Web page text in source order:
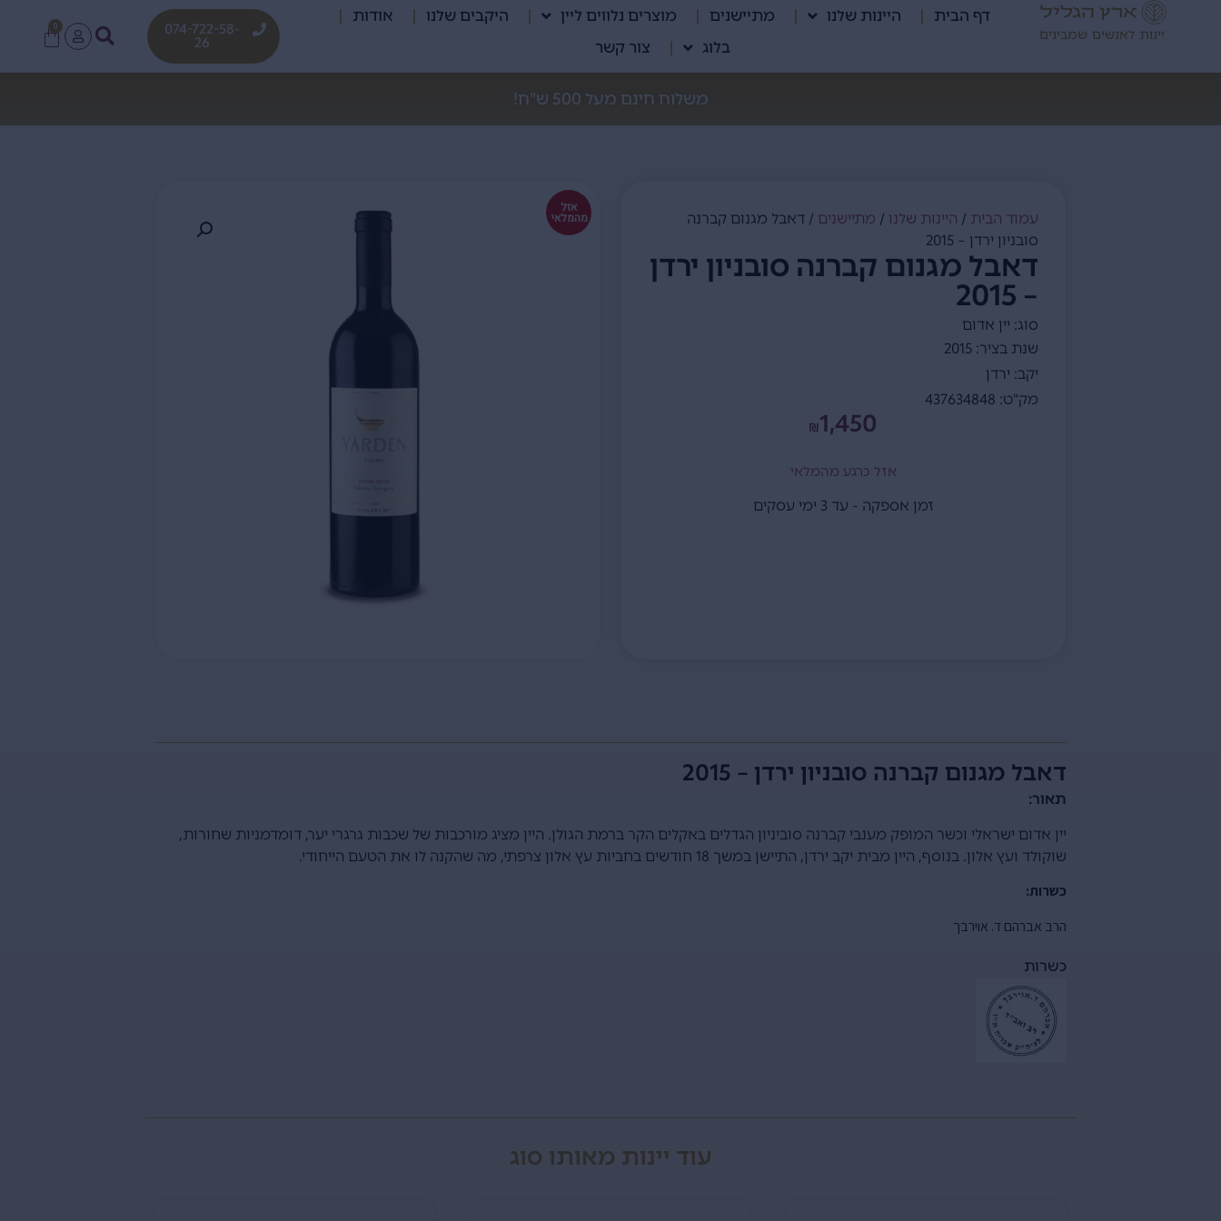
יינות לאנשים שמבינים
דף הבית היינות שלנו מתיישנים מוצרים נלווים ליין היקבים שלנו
אודות
בלוג
צור קשר
074-722-58-
26
0
משלוח חינם מעל 500 ש"ח!
עמוד הבית / היינות שלנו / מתיישנים / דאבל מגנום קברנה
סובניון ירדן – 2015
דאבל מגנום קברנה סובניון ירדן
– 2015
סוג: יין אדום
שנת בציר: 2015
יקב: ירדן
מק"ט: 437634848
₪1,450
אזל כרגע מהמלאי
זמן אספקה - עד 3 ימי עסקים
אזל
מהמלאי
דאבל מגנום קברנה סובניון ירדן – 2015
תאור:
יין אדום ישראלי וכשר המופק מענבי קברנה סוביניון הגדלים באקלים הקר ברמת הגולן. היין מציג מורכבות של שכבות גרגרי יער, דומדמניות שחורות,
שוקולד ועץ אלון. בנוסף, היין מבית יקב ירדן, התיישן במשך 18 חודשים בחביות עץ אלון צרפתי, מה שהקנה לו את הטעם הייחודי.
כשרות:
הרב אברהם ד. אוירבך
כשרות
עוד יינות מאותו סוג